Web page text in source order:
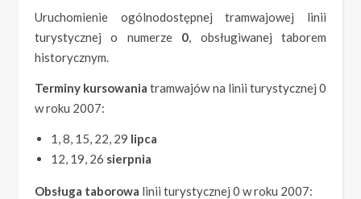
Uruchomienie ogólnodostępnej tramwajowej linii
turystycznej o numerze 0, obsługiwanej taborem
historycznym.
Terminy kursowania tramwajów na linii turystycznej 0
w roku 2007:
1, 8, 15, 22, 29 lipca
12, 19, 26 sierpnia
Obsługa taborowa linii turystycznej 0 w roku 2007: